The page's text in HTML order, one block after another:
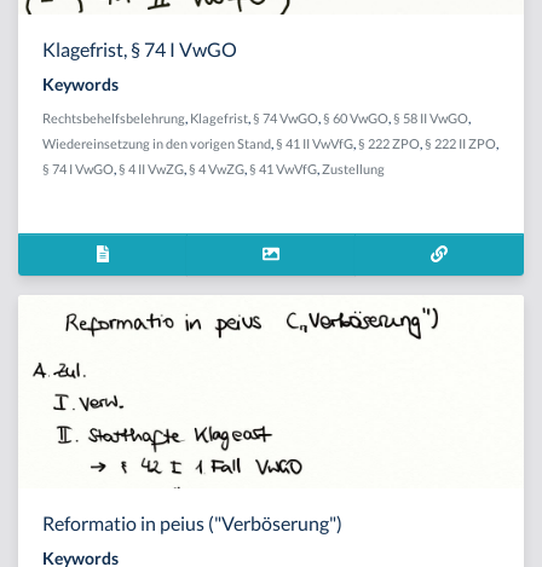
Klagefrist, § 74 I VwGO
Keywords
Rechtsbehelfsbelehrung Klagefrist § 74 VwGO § 60 VwGO § 58 II VwGO
Wiedereinsetzung in den vorigen Stand § 41 II VwVfG § 222 ZPO § 222 II ZPO
§ 74 I VwGO § 4 II VwZG § 4 VwZG § 41 VwVfG Zustellung
Reformatio in peius ("Verböserung")
Keywords